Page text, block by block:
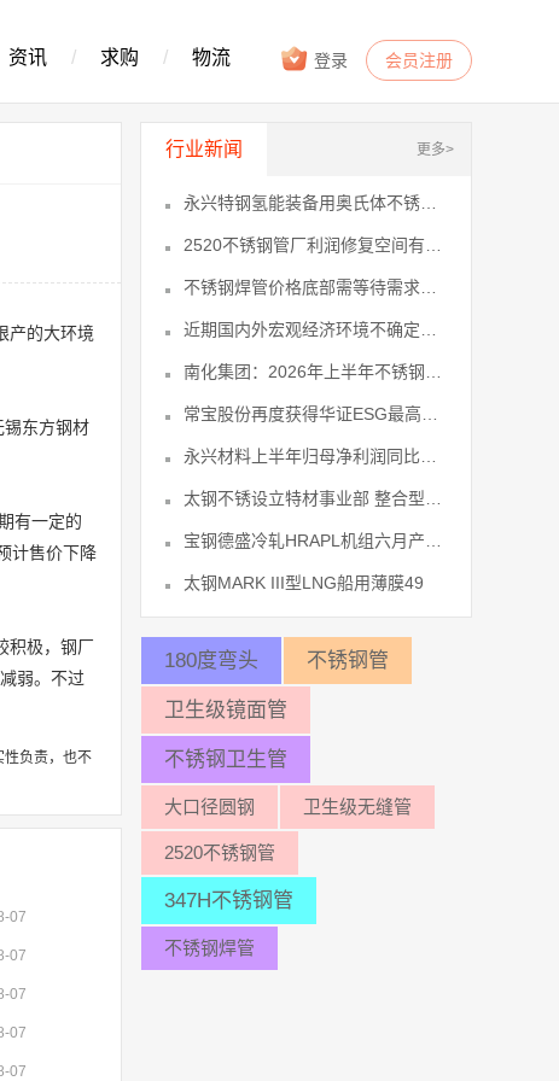
登录 会员注册
资讯 / 求购 / 物流
产的大环境
东方钢材
有一定的
计售价下降
积极，钢厂
弱。不过
性负责，也不
07
07
07
07
07
行业新闻 更多>
太钢MARK III型LNG船用薄膜49
180度弯头 不锈钢管
卫生级镜面管
不锈钢卫生管
大口径圆钢 卫生级无缝管
2520不锈钢管
347H不锈钢管
不锈钢焊管